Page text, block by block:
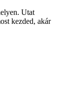
Utat
kezded, akár